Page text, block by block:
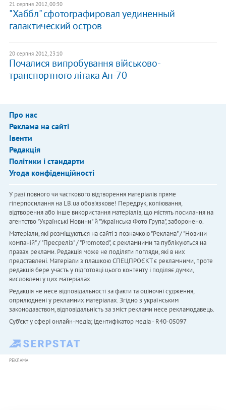
21 серпня 2012, 00:30
"Хаббл" сфотографировал уединенный
галактический остров
20 серпня 2012, 23:10
Почалися випробування військово-
транспортного літака Ан-70
Про нас
Реклама на сайті
Івенти
Редакція
Політики і стандарти
Угода конфіденційності
У разі повного чи часткового відтворення матеріалів пряме
гіперпосилання на LB.ua обов'язкове! Передрук, копіювання,
відтворення або інше використання матеріалів, що містять посилання на
агентство "Українськi Новини" й "Українська Фото Група", заборонено.
Матеріали, які розміщуються на сайті з позначкою "Реклама" / "Новини
компаній" / "Пресреліз" / "Promoted", є рекламними та публікуються на
правах реклами. Редакція може не поділяти погляди, які в них
представлені. Матеріали з плашкою СПЕЦПРОЄКТ є рекламними, проте
редакція бере участь у підготовці цього контенту і поділяє думки,
висловлені у цих матеріалах.
Редакція не несе відповідальності за факти та оціночні судження,
оприлюднені у рекламних матеріалах. Згідно з українським
законодавством, відповідальність за зміст реклами несе рекламодавець.
Cуб'єкт у сфері онлайн-медіа; ідентифікатор медіа - R40-05097
РЕКЛАМА